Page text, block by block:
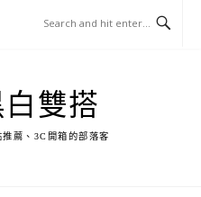
雙搭
薦、3C開箱的部落客